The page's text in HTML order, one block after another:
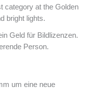
Geld für Bildlizenzen.
Person.
um eine neue